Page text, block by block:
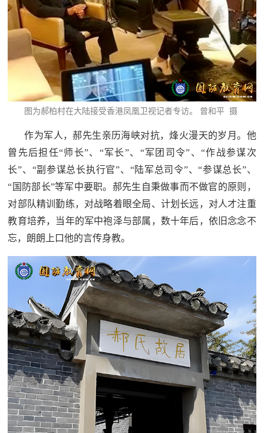
人
风
采
退
役
人
风
退
军
人
服
退
役
军
人
服
务
化
国
化
国
防
红
色
图为郝柏村在大陆接受香港凤凰卫视记者专访。 曾和平 摄
作为军人，郝先生亲历海峡对抗，烽火漫天的岁月。他
曾先后担任“师长”、“军长”、“军团司令”、“作战参谋次
长”、“副参谋总长执行官”、“陆军总司令”、“参谋总长”、
“国防部长”等军中要职。郝先生自秉做事而不做官的原则，
对部队精训勤练，对战略着眼全局、计划长远，对人才注重
教育培养，当年的军中袍泽与部属，数十年后，依旧念念不
忘，朗朗上口他的言传身教。